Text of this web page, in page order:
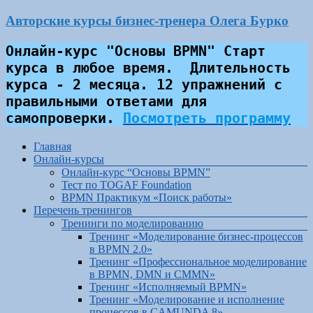
Перейти
содержимому
Авторские курсы бизнес-тренера Олега Бурко
Онлайн-курс "Основы BPMN" Старт
курса в любое время.  Длительность
курса - 2 месяца. 12 упражнений с
правильными ответами для
самопроверки.
Посмотреть программу
МенюГлавная
Онлайн-курсы
Онлайн-курс “Основы BPMN”
Тест по TOGAF Foundation
BPMN Практикум «Поиск работы»
Перечень тренингов
Тренинги по моделированию
Тренинг «Моделирование бизнес-процессов
в BPMN 2.0»
Тренинг «Профессиональное моделирование
в BPMN, DMN и CMMN»
Тренинг «Исполняемый BPMN»
Тренинг «Моделирование и исполнение